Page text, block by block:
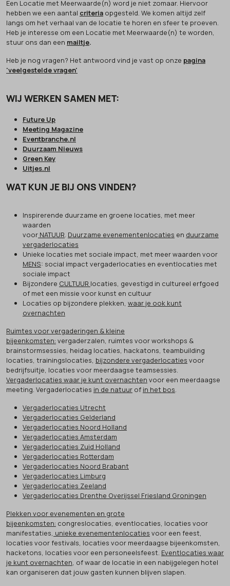
Een Locatie met Meerwaarde(n) word je niet zomaar. Hiervoor
hebben we een aantal criteria opgesteld. We komen altijd zelf
langs om het verhaal van de locatie te horen en sfeer te proeven.
Heb je interesse om een Locatie met Meerwaarde(n) te worden,
stuur ons dan een mailtje.
Heb je nog vragen? Het antwoord vind je vast op onze pagina
'veelgestelde vragen'
WIJ WERKEN SAMEN MET:
Future Up
Meeting Magazine
Eventbranche.nl
Duurzaam Nieuws
Green Key
Uitjes.nl
WAT KUN JE BIJ ONS VINDEN?
Inspirerende duurzame en groene locaties, met meer
waarden
voor NATUUR. Duurzame evenementenlocaties en duurzame
vergaderlocaties
Unieke locaties met sociale impact, met meer waarden voor
MENS: social impact vergaderlocaties en eventlocaties met
sociale impact
Bijzondere CULTUUR locaties, gevestigd in cultureel erfgoed
of met een missie voor kunst en cultuur
Locaties op bijzondere plekken, waar je ook kunt
overnachten
Ruimtes voor vergaderingen & kleine
bijeenkomsten: vergaderzalen, ruimtes voor workshops &
brainstormsessies, heidag locaties, hackatons, teambuilding
locaties, trainingslocaties, bijzondere vergaderlocaties voor
bedrijfsuitje, locaties voor meerdaagse teamsessies.
Vergaderlocaties waar je kunt overnachten voor een meerdaagse
meeting. Vergaderlocaties in de natuur of in het bos.
Vergaderlocaties Utrecht
Vergaderlocaties Gelderland
Vergaderlocaties Noord Holland
Vergaderlocaties Amsterdam
Vergaderlocaties Zuid Holland
Vergaderlocaties Rotterdam
Vergaderlocaties Noord Brabant
Vergaderlocaties Limburg
Vergaderlocaties Zeeland
Vergaderlocaties Drenthe Overijssel Friesland Groningen
Plekken voor evenementen en grote
bijeenkomsten: congreslocaties, eventlocaties, locaties voor
manifestaties, unieke evenementenlocaties voor een feest,
locaties voor festivals, locaties voor meerdaagse bijeenkomsten,
hacketons, locaties voor een personeelsfeest. Eventlocaties waar
je kunt overnachten, of waar de locatie in een nabijgelegen hotel
kan organiseren dat jouw gasten kunnen blijven slapen.